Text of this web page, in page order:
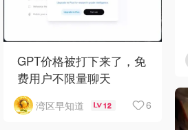
GPT价格被打下来了，免
费用户不限量聊天
湾区早知道 12 6